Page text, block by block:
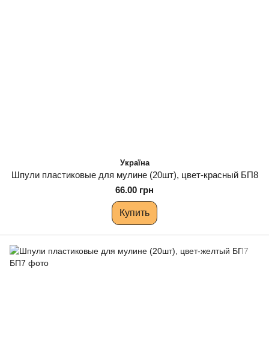
Україна
Шпули пластиковые для мулине (20шт), цвет-красный БП8
66.00 грн
Купить